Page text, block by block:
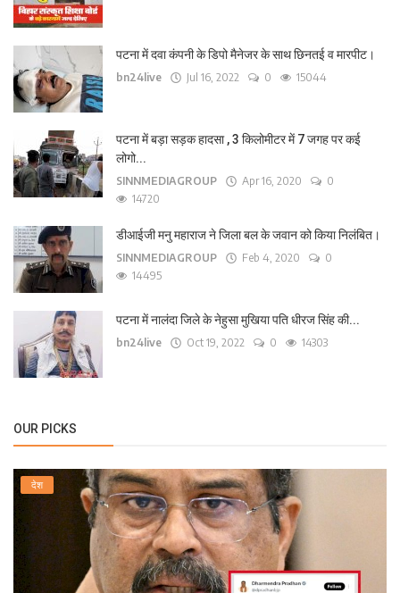
पटना में दवा कंपनी के डिपो मैनेजर के साथ छिनतई व मारपीट।
bn24live Jul 16, 2022 0 15044
पटना में बड़ा सड़क हादसा , 3 किलोमीटर में 7 जगह पर कई
लोगो...
SINNMEDIAGROUP Apr 16, 2020
0
14720
डीआईजी मनु महाराज ने जिला बल के जवान को किया निलंबित।
SINNMEDIAGROUP Feb 4, 2020
0
14495
पटना में नालंदा जिले के नेहुसा मुखिया पति धीरज सिंह की...
bn24live Oct 19, 2022 0 14303
OUR PICKS
देश